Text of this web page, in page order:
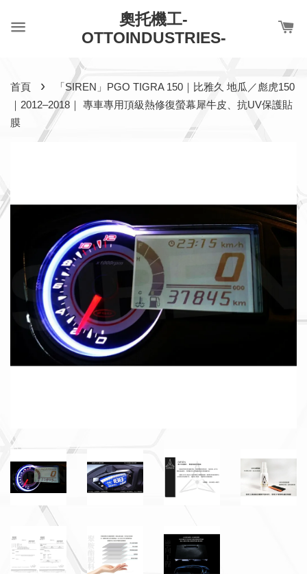
奧托機工-
OTTOINDUSTRIES-
首頁 ›
「SIREN」PGO TIGRA 150｜比雅久 地瓜／彪虎150
｜2012–2018｜ 專車專用頂級熱修復螢幕犀牛皮、抗UV保護貼
膜